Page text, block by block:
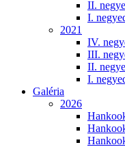
II.
I.
2021
IV.
III.
II.
I.
Galéria
2026